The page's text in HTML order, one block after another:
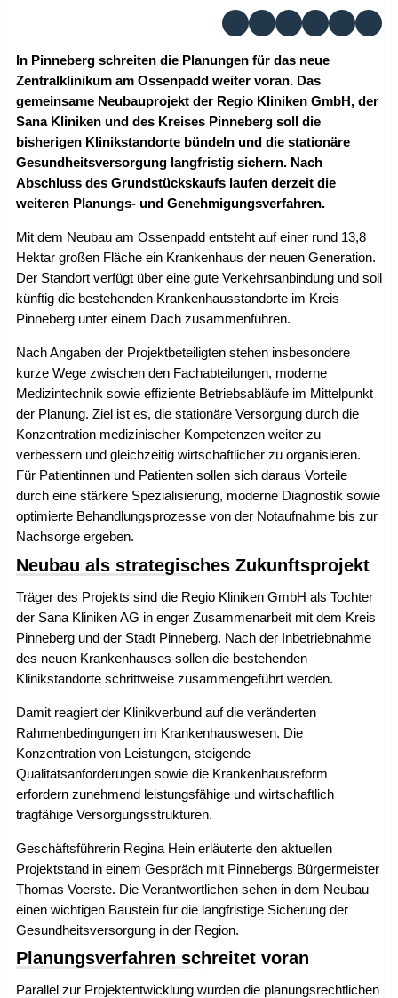
In Pinneberg schreiten die Planungen für das neue
Zentralklinikum am Ossenpadd weiter voran. Das
gemeinsame Neubauprojekt der Regio Kliniken GmbH, der
Sana Kliniken und des Kreises Pinneberg soll die
bisherigen Klinikstandorte bündeln und die stationäre
Gesundheitsversorgung langfristig sichern. Nach
Abschluss des Grundstückskaufs laufen derzeit die
weiteren Planungs- und Genehmigungsverfahren.
Mit dem Neubau am Ossenpadd entsteht auf einer rund 13,8
Hektar großen Fläche ein Krankenhaus der neuen Generation.
Der Standort verfügt über eine gute Verkehrsanbindung und soll
künftig die bestehenden Krankenhausstandorte im Kreis
Pinneberg unter einem Dach zusammenführen.
Nach Angaben der Projektbeteiligten stehen insbesondere
kurze Wege zwischen den Fachabteilungen, moderne
Medizintechnik sowie effiziente Betriebsabläufe im Mittelpunkt
der Planung. Ziel ist es, die stationäre Versorgung durch die
Konzentration medizinischer Kompetenzen weiter zu
verbessern und gleichzeitig wirtschaftlicher zu organisieren.
Für Patientinnen und Patienten sollen sich daraus Vorteile
durch eine stärkere Spezialisierung, moderne Diagnostik sowie
optimierte Behandlungsprozesse von der Notaufnahme bis zur
Nachsorge ergeben.
Neubau als strategisches Zukunftsprojekt
Träger des Projekts sind die Regio Kliniken GmbH als Tochter
der Sana Kliniken AG in enger Zusammenarbeit mit dem Kreis
Pinneberg und der Stadt Pinneberg. Nach der Inbetriebnahme
des neuen Krankenhauses sollen die bestehenden
Klinikstandorte schrittweise zusammengeführt werden.
Damit reagiert der Klinikverbund auf die veränderten
Rahmenbedingungen im Krankenhauswesen. Die
Konzentration von Leistungen, steigende
Qualitätsanforderungen sowie die Krankenhausreform
erfordern zunehmend leistungsfähige und wirtschaftlich
tragfähige Versorgungsstrukturen.
Geschäftsführerin Regina Hein erläuterte den aktuellen
Projektstand in einem Gespräch mit Pinnebergs Bürgermeister
Thomas Voerste. Die Verantwortlichen sehen in dem Neubau
einen wichtigen Baustein für die langfristige Sicherung der
Gesundheitsversorgung in der Region.
Planungsverfahren schreitet voran
Parallel zur Projektentwicklung wurden die planungsrechtlichen